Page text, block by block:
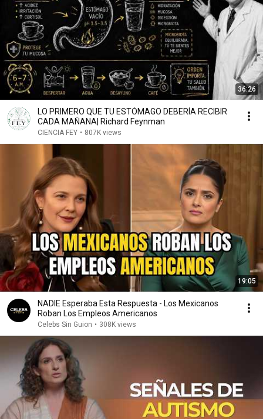
36:26
LO PRIMERO QUE TU ESTÓMAGO DEBERÍA RECIBIR
CADA MAÑANA| Richard Feynman
CIENCIA FEY • 807K views
19:05
NADIE Esperaba Esta Respuesta - Los Mexicanos
Roban Los Empleos Americanos
Celebs Sin Guion • 308K views